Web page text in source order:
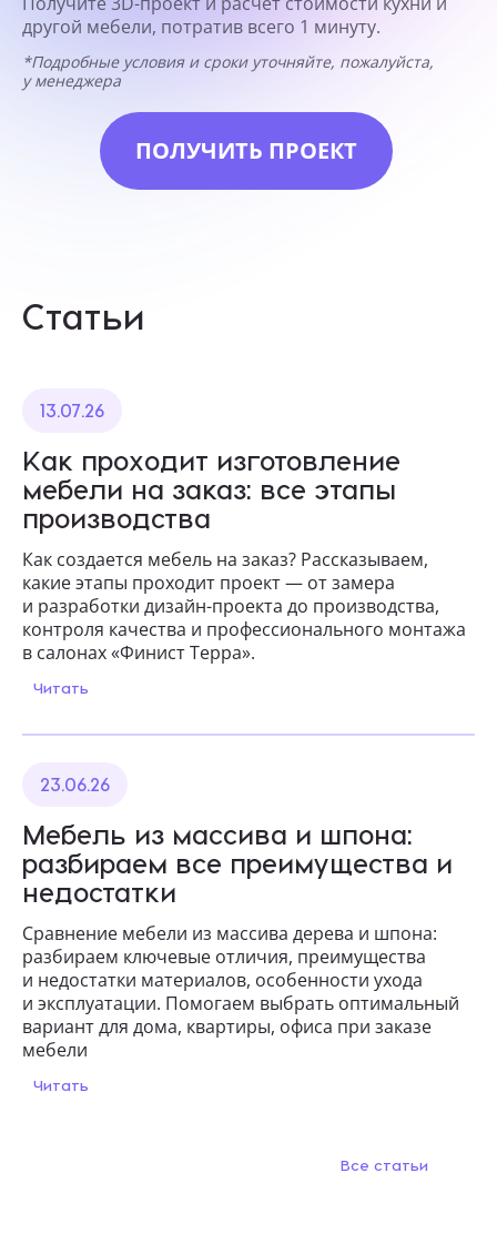
другой мебели, потратив всего 1 минуту.
*Подробные условия и сроки уточняйте, пожалуйста,
у менеджера
ПОЛУЧИТЬ ПРОЕКТ
Статьи
13.07.26
Как проходит изготовление
мебели на заказ: все этапы
производства
Как создается мебель на заказ? Рассказываем,
какие этапы проходит проект — от замера
и разработки дизайн-проекта до производства,
контроля качества и профессионального монтажа
в салонах «Финист Терра».
Читать
23.06.26
Мебель из массива и шпона:
разбираем все преимущества и
недостатки
Сравнение мебели из массива дерева и шпона:
разбираем ключевые отличия, преимущества
и недостатки материалов, особенности ухода
и эксплуатации. Помогаем выбрать оптимальный
вариант для дома, квартиры, офиса при заказе
мебели
Читать
Все статьи